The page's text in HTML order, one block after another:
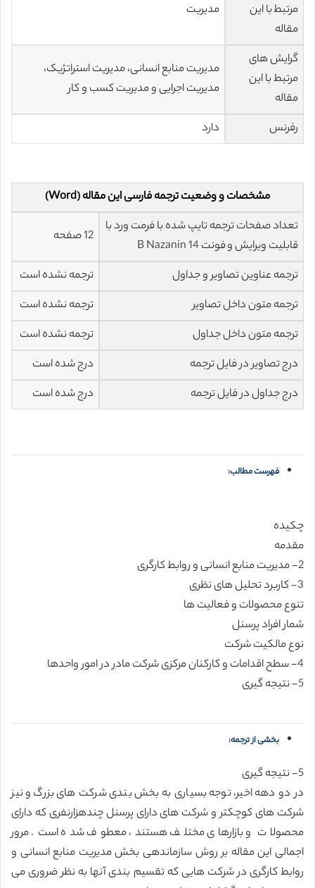
مرتبط با این
مقاله
مدیریت
گرایش های
مرتبط با این
مقاله
مدیریت منابع انسانی، مدیریت استراتژیک،
مدیریت اجرایی و مدیریت کسب و کار
رفرنس دارد
مشخصات و وضعیت ترجمه فارسی این مقاله (Word)
تعداد صفحات ترجمه تایپ شده با فرمت ورد با
قابلیت ویرایش و فونت 14 B Nazanin
12 صفحه
ترجمه عناوین تصاویر و جداول
ترجمه نشده است
ترجمه متون داخل تصاویر
ترجمه نشده است
ترجمه متون داخل جداول
ترجمه نشده است
درج تصاویر در فایل ترجمه
درج شده است
درج جداول در فایل ترجمه
درج شده است
فهرست مطالب:
چکیده
مقدمه
2- مدیریت منابع انسانی و روابط کارگری
3- کاربرد تحلیل های نظری
تنوع محصولات و فعالیت ها
شمار افراد پرسنل
نوع مالکیت شرکت
4- سطح اقدامات و کارکنان مرکزی شرکت مادر در امور واحدها
5- نتیجه گیری
بخشی از ترجمه:
5- نتیجه گیری
در دو دهه اخیر، توجه بسیاری به بخش بندی شرکت های بزرگ و نیز
شرکت های کوچکتر و شرکت های دارای پرسنل چندهزارنفری که دارای
محصولات و بازارهای مختلف هستند، معطوف شده است. مرور
اجمالی این مقاله بر روش سازماندهی بخش مدیریت منابع انسانی و
روابط کارگری در شرکت هایی که تقسیم بندی آنها به نظر ضروری می